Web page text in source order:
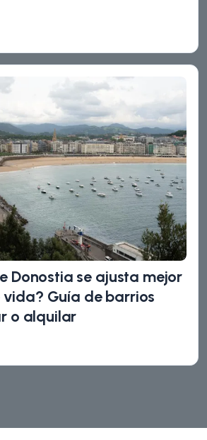
Donostia se ajusta mejor
Guía de barrios
o alquilar